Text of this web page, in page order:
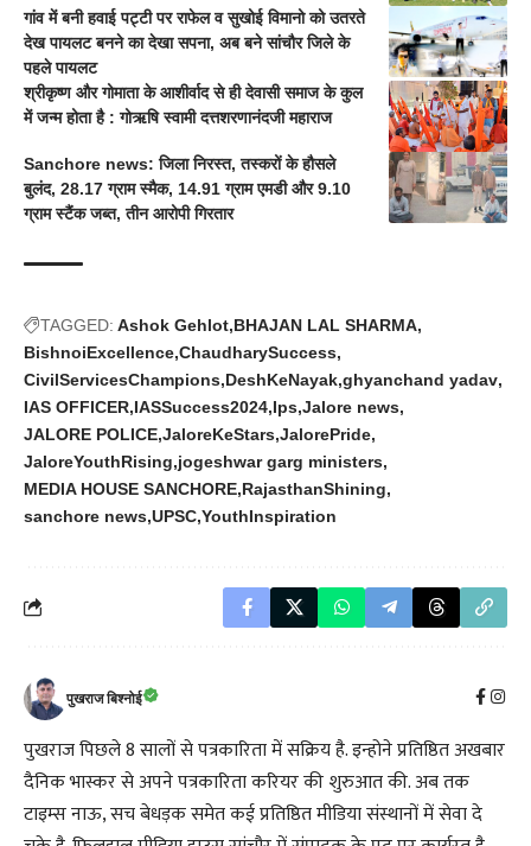
गांव में बनी हवाई पट्टी पर राफेल व सुखोई विमानो को उतरते
देख पायलट बनने का देखा सपना, अब बने सांचौर जिले के
पहले पायलट
श्रीकृष्ण और गोमाता के आशीर्वाद से ही देवासी समाज के कुल
में जन्म होता है : गोऋषि स्वामी दत्तशरणानंदजी महाराज
Sanchore news: जिला निरस्त, तस्करों के हौसले
बुलंद, 28.17 ग्राम स्मैक, 14.91 ग्राम एमडी और 9.10
ग्राम स्टैंक जब्त, तीन आरोपी गिरतार
TAGGED: Ashok Gehlot BHAJAN LAL SHARMA
BishnoiExcellence ChaudharySuccess
CivilServicesChampions DeshKeNayak ghyanchand yadav
IAS OFFICER IASSuccess2024 Ips Jalore news
JALORE POLICE JaloreKeStars JalorePride
JaloreYouthRising jogeshwar garg ministers
MEDIA HOUSE SANCHORE RajasthanShining
sanchore news UPSC YouthInspiration
पुखराज बिश्नोई
पुखराज पिछले 8 सालों से पत्रकारिता में सक्रिय है. इन्होने प्रतिष्ठित अखबार
दैनिक भास्कर से अपने पत्रकारिता करियर की शुरुआत की. अब तक
टाइम्स नाऊ, सच बेधड़क समेत कई प्रतिष्ठित मीडिया संस्थानों में सेवा दे